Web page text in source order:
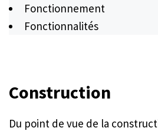
Fonctionnement
Fonctionnalités
Construction
Du point de vue de la